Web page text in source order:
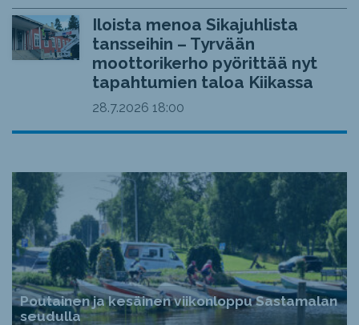
Iloista menoa Sikajuhlista
tansseihin – Tyrvään
moottorikerho pyörittää nyt
tapahtumien taloa Kiikassa
28.7.2026 18:00
Poutainen ja kesäinen viikonloppu Sastamalan
seudulla